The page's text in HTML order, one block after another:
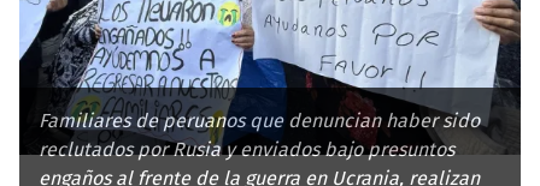
Familiares de peruanos que denuncian haber sido
reclutados por Rusia y enviados bajo presuntos
engaños al frente de la guerra en Ucrania, realizan